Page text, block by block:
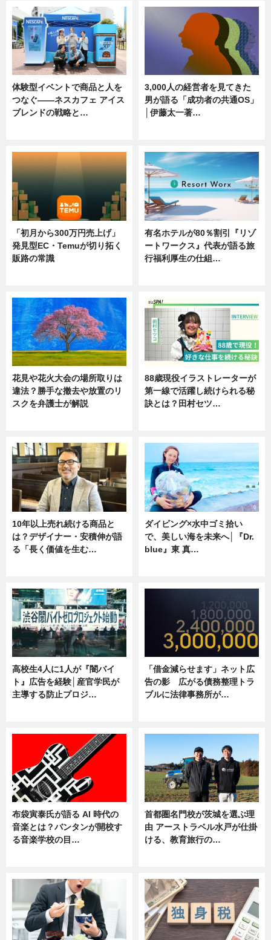
体験型イベントで商品と人を
つなぐ――ネスカフェ アイス
ブレンドの戦略と…
3,000人の経営者を見てきた
男が語る「成功者の共通OS」
│伊藤太一著…
「初月から300万円売上げ」
発見型EC・Temuが切り拓く
販路の常識
有名ホテルが80％割引『リゾ
ートワークス』代表が語る旅
行福利厚生の仕組…
花見や花火大会の場所取りは
違法？勝手な撤去や放置のリ
スクを弁護士が解説
88歳現役イラストレーターが
第一線で活躍し続けられる秘
訣とは？田村セツ…
10年以上売れ続ける商品と
は？デザイナー・安積伸が語
る「長く価値を生む…
ダイビング×水中ゴミ拾い
で、美しい海を未来へ│『Dr.
blue』東 真…
高校生4人に1人が『闇バイ
ト』広告を経験│産官学民が
主導する防止プロジ…
「借金減らせます」ネット広
告の影 広がる債務整理トラ
ブルに法律事務所が…
布袋寅泰氏が語る AI 時代の
音楽とは？バンタンが開校す
る音楽学校の目…
首都圏名門校が茨城を選ぶ理
由 アーストラベル水戸が仕掛
ける、教育旅行の…